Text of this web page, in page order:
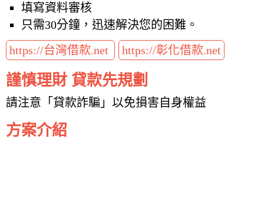
填寫資料審核
只需30分鐘，迅速解決您的困難。
https://台灣借款.net
https://彰化借款.net
謹慎理財 貸款先規劃
請注意「貸款詐騙」以免損害自身權益
方案介紹